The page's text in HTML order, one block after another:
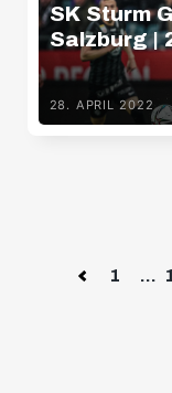
SK Sturm
Salzburg |
28. APRIL 2022
Previous
1 ...